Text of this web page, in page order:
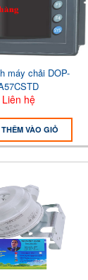
máy chải DOP-
Liên hệ
THÊM VÀO GIỎ